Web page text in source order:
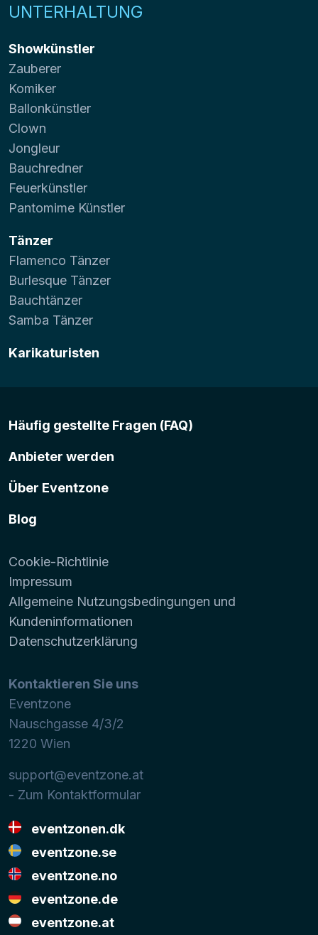
UNTERHALTUNG
Showkünstler
Zauberer
Komiker
Ballonkünstler
Clown
Jongleur
Bauchredner
Feuerkünstler
Pantomime Künstler
Tänzer
Flamenco Tänzer
Burlesque Tänzer
Bauchtänzer
Samba Tänzer
Karikaturisten
Häufig gestellte Fragen (FAQ)
Anbieter werden
Über Eventzone
Blog
Cookie-Richtlinie
Impressum
Allgemeine Nutzungsbedingungen und
Kundeninformationen
Datenschutzerklärung
Kontaktieren Sie uns
Eventzone
Nauschgasse 4/3/2
1220 Wien
support@eventzone.at
- Zum Kontaktformular
eventzonen.dk
eventzone.se
eventzone.no
eventzone.de
eventzone.at